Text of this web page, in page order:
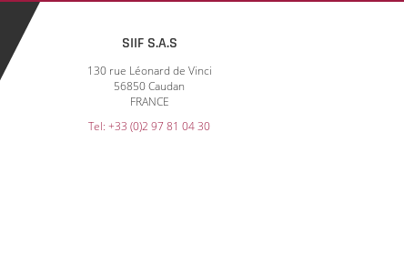
SIIF S.A.S
130 rue Léonard de Vinci
56850 Caudan
FRANCE
Tel: +33 (0)2 97 81 04 30